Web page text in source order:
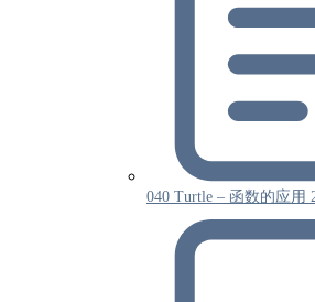
040 Turtle – 函数的应用